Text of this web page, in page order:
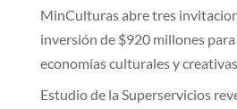
MinCulturas abre tres
inversión de $920 millones
economías culturales y creativas
Estudio de la Superservicios